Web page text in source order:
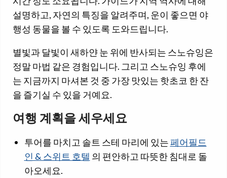
설명하고, 자연의 특징을 알려주며, 운이 좋으면 야
행성 동물을 볼 수 있도록 도와드립니다.
별빛과 달빛이 새하얀 눈 위에 반사되는 스노슈잉은
정말 마법 같은 경험입니다. 그리고 스노슈잉 후에
는 지금까지 마셔본 것 중 가장 맛있는 핫초코 한 잔
을 즐기실 수 있을 거예요.
여행 계획을 세우세요
투어를 마치고 솔트 스테 마리에 있는페어필드
인 & 스위트 호텔 의 편안하고 따뜻한 침대로 돌
아오세요.